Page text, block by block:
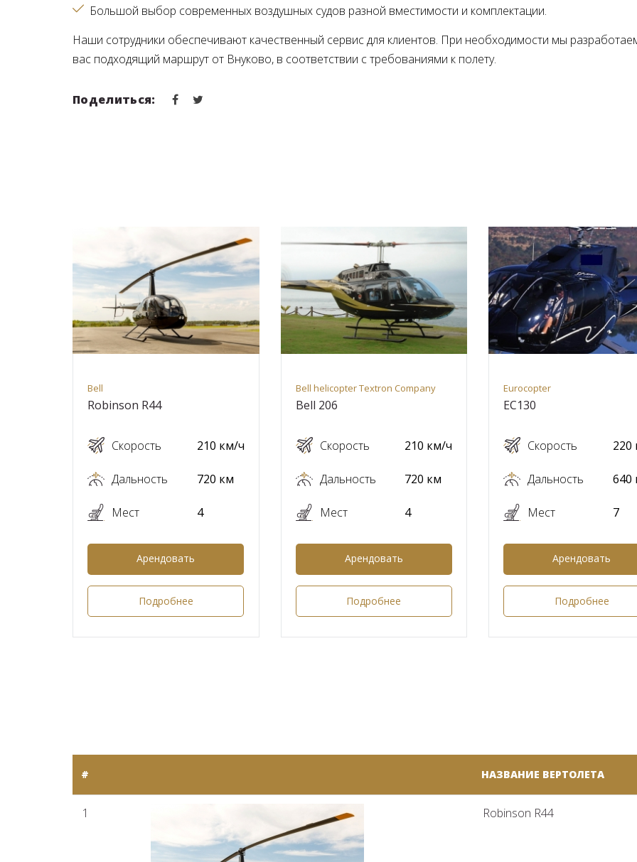
Большой выбор современных воздушных судов разной вместимости и комплектации
Наши сотрудники обеспечивают качественный сервис для клиентов. При необходимости мы
вас подходящий маршрут от Внуково, в соответствии с требованиями к полету.
Поделиться:
Bell
Robinson R44
Скорость
Дальность
Мест
210 км/ч
720 км
4
Арендовать
Подробнее
Bell helicopter Textron Company
Bell 206
Скорость
Дальность
Мест
210 км/ч
720 км
4
Арендовать
Подробнее
Eurocopter
EC130
Скорость
Дальность
Мест
220
640
7
Арендовать
Подробнее
# НАЗВАНИЕ ВЕРТОЛЕТА
1 Robinson R44